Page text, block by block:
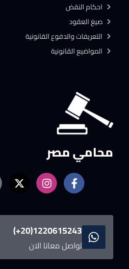
محامي مصر
1220615243(20+)
تواصل معانا الان
احكام النقض
صيغ العقود
التعريفات والدفوع القانونية
المواضيع القانونية